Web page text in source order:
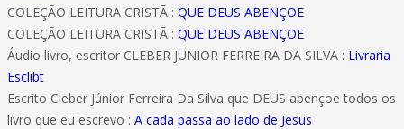
COLEÇÃO LEITURA CRISTÃ : QUE DEUS ABENÇOE
COLEÇÃO LEITURA CRISTÃ : QUE DEUS ABENÇOE
Áudio livro, escritor CLEBER JUNIOR FERREIRA DA SILVA : Livraria
Esclibt
Escrito Cleber Júnior Ferreira Da Silva que DEUS abençoe todos os
livro que eu escrevo : A cada passa ao lado de Jesus